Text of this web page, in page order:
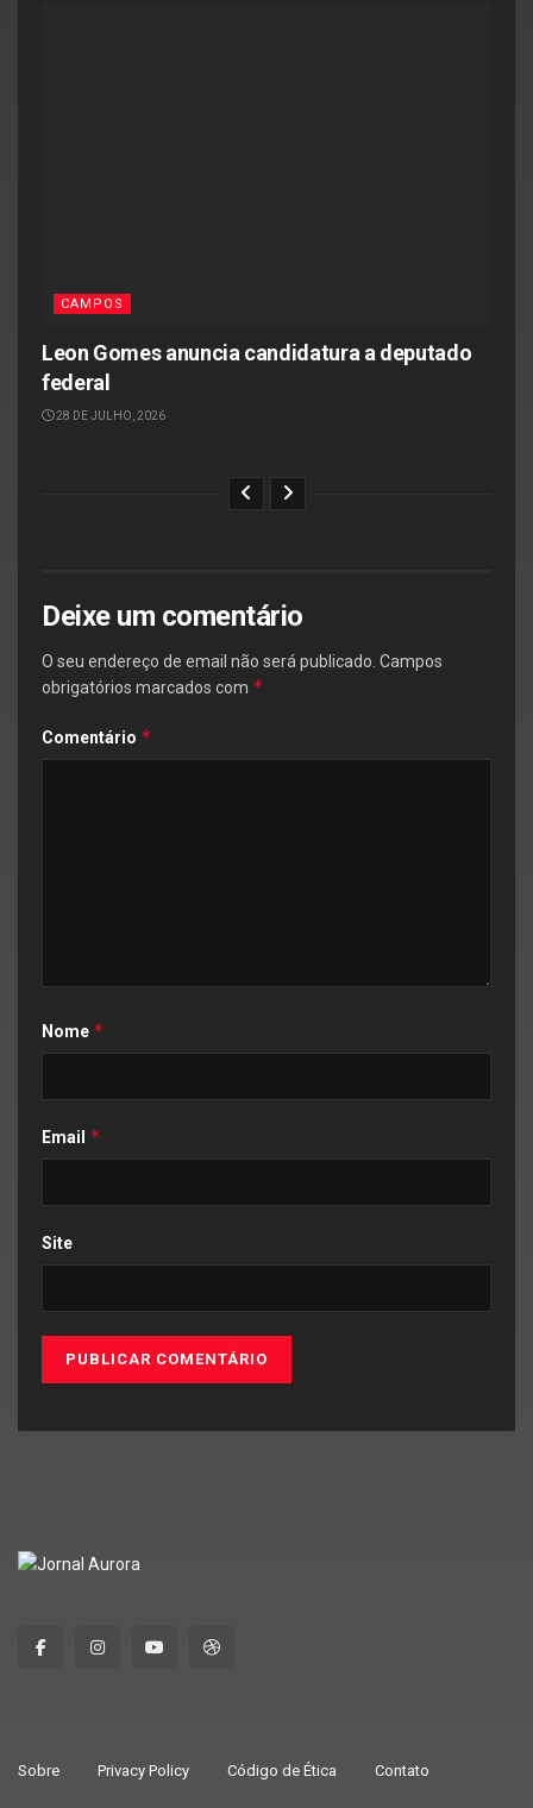
CAMPOS
Leon Gomes anuncia candidatura a deputado
federal
28 DE JULHO, 2026
Deixe um comentário
O seu endereço de email não será publicado. Campos
obrigatórios marcados com *
Comentário *
Nome *
Email *
Site
Sobre Privacy Policy Código de Ética Contato